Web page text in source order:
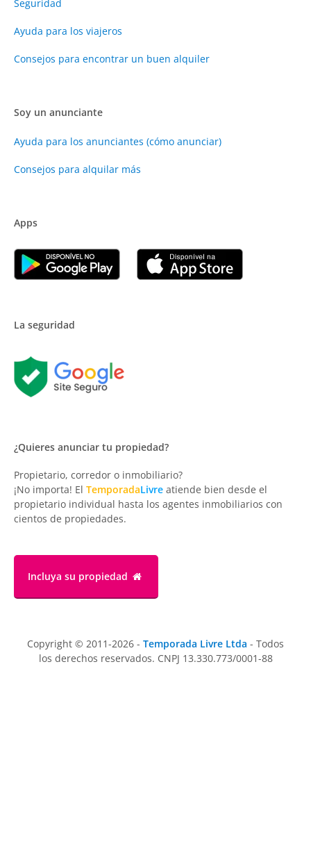
Seguridad
Ayuda para los viajeros
Consejos para encontrar un buen alquiler
Soy un anunciante
Ayuda para los anunciantes (cómo anunciar)
Consejos para alquilar más
Apps
La seguridad
¿Quieres anunciar tu propiedad?
Propietario, corredor o inmobiliario?
¡No importa! El TemporadaLivre atiende bien desde el
propietario individual hasta los agentes inmobiliarios con
cientos de propiedades.
Incluya su propiedad
Copyright © 2011-2026 - Temporada Livre Ltda - Todos
los derechos reservados. CNPJ 13.330.773/0001-88